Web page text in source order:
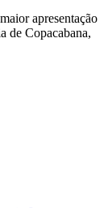
apresentação
de Copacabana,